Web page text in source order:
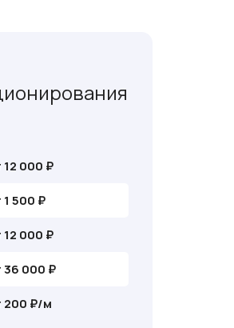
12 000 ₽
1 500 ₽
12 000 ₽
36 000 ₽
200 ₽/м